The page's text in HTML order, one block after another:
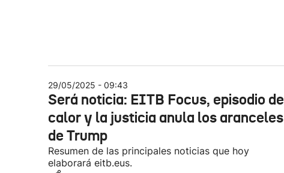
29/05/2025 - 09:43
Será noticia: EITB Focus, episodio de
calor y la justicia anula los aranceles
de Trump
Resumen de las principales noticias que hoy
elaborará eitb.eus.